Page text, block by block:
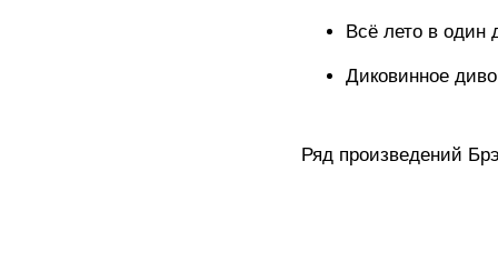
Всё лето в один
Диковинное
Ряд произведений